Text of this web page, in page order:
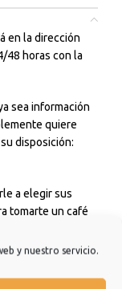
y nuestro servicio.
en la dirección
48 horas con la
sea información
quiere
disposición:
a elegir sus
tomarte un café
nuestra